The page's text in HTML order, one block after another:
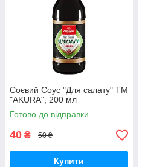
Соєвий Соус "Для салату" ТМ
"AKURA", 200 мл
Готово до відправки
40 ₴ 50 ₴
Купити